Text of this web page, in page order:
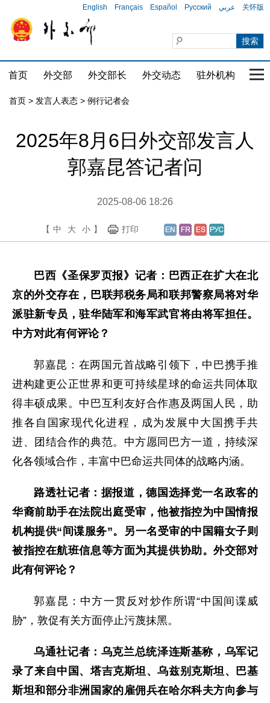
English Français Español Русский عربي 关怀版
首页 外交部 外交部长 外交动态 驻外机构 国
首页 > 发言人表态 > 例行记者会
2025年8月6日外交部发言人
郭嘉昆答记者问
2025-08-06 18:26
【 中 大 小 】 打印
巴西《圣保罗页报》记者：巴西正在扩大在北
京的外交存在，巴联邦税务局和联邦警察局将对华
派驻新专员，驻华陆军和海军武官将由将军担任。
中方对此有何评论？
郭嘉昆：在两国元首战略引领下，中巴携手推
进构建更公正世界和更可持续星球的命运共同体取
得丰硕成果。中巴互利友好合作惠及两国人民，助
推各自国家现代化进程，成为发展中大国携手共
进、团结合作的典范。中方愿同巴方一道，持续深
化各领域合作，丰富中巴命运共同体的战略内涵。
路透社记者：据报道，德国选择党一名政客的
华裔前助手在法院出庭受审，他被指控为中国情报
机构提供“间谍服务”。另一名受审的中国籍女子则
被指控在航班信息等方面为其提供协助。外交部对
此有何评论？
郭嘉昆：中方一贯反对炒作所谓“中国间谍威
胁”，敦促有关方面停止污蔑抹黑。
乌通社记者：乌克兰总统泽连斯基称，乌军记
录了来自中国、塔吉克斯坦、乌兹别克斯坦、巴基
斯坦和部分非洲国家的雇佣兵在哈尔科夫方向参与